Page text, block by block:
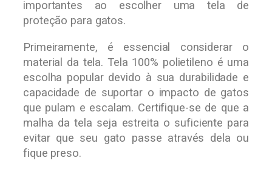
importantes ao escolher uma tela de
proteção para gatos.
Primeiramente, é essencial considerar o
material da tela. Tela 100% polietileno é uma
escolha popular devido à sua durabilidade e
capacidade de suportar o impacto de gatos
que pulam e escalam. Certifique-se de que a
malha da tela seja estreita o suficiente para
evitar que seu gato passe através dela ou
fique preso.